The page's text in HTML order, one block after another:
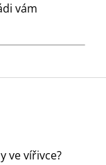
vám
ve vířivce?